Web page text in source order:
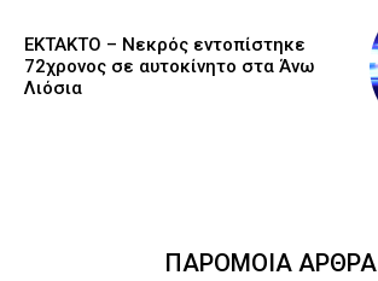
EKTAKTO – Νεκρός εντοπίστηκε
72χρονος σε αυτοκίνητο στα Άνω
Λιόσια
ΠΑΡΟΜΟΙΑ ΑΡΘΡΑ